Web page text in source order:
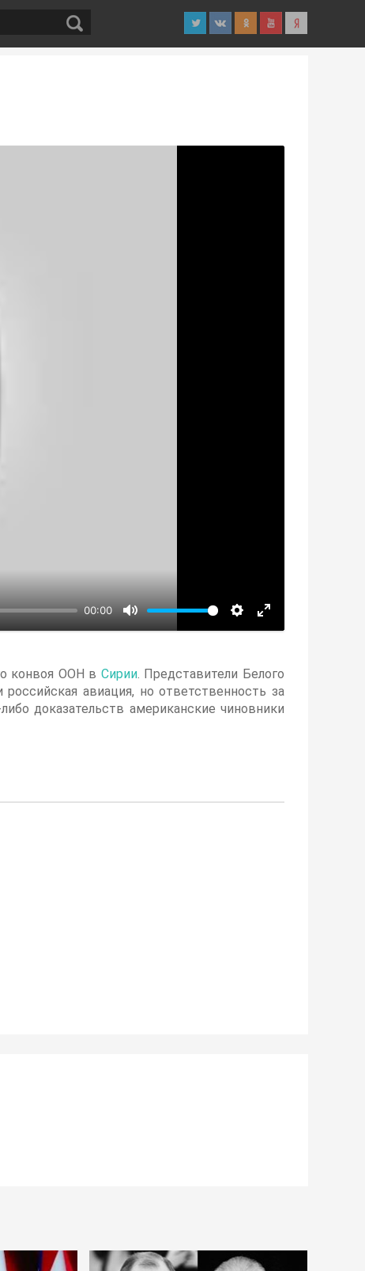
00:00
конвоя ООН в Сирии. Представители Белого
авиация, но ответственность за
доказательств американские чиновники